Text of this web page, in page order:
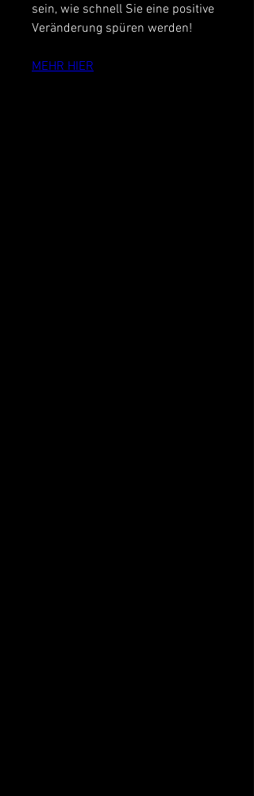
sein, wie schnell Sie eine positive
Veränderung spüren werden!
MEHR HIER